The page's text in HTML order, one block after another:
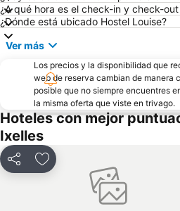
¿A qué hora es el check-in y check-
¿Dónde está ubicado Hostel Louise?
Ver más
Los precios y la disponibilidad que
web de reserva cambian de manera
posible que no siempre encuentres
la misma oferta que viste en trivago.
Hoteles con mejor
Ixelles
CompartirAgregar a favoritos